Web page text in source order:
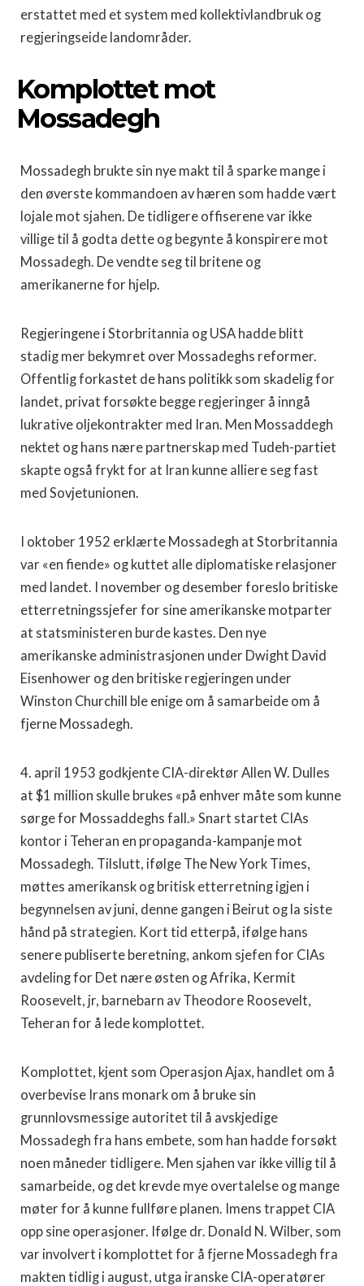
erstattet med et system med kollektivlandbruk og
regjeringseide landområder.
Komplottet mot
Mossadegh
Mossadegh brukte sin nye makt til å sparke mange i
den øverste kommandoen av hæren som hadde vært
lojale mot sjahen. De tidligere offiserene var ikke
villige til å godta dette og begynte å konspirere mot
Mossadegh. De vendte seg til britene og
amerikanerne for hjelp.
Regjeringene i Storbritannia og USA hadde blitt
stadig mer bekymret over Mossadeghs reformer.
Offentlig forkastet de hans politikk som skadelig for
landet, privat forsøkte begge regjeringer å inngå
lukrative oljekontrakter med Iran. Men Mossaddegh
nektet og hans nære partnerskap med Tudeh-partiet
skapte også frykt for at Iran kunne alliere seg fast
med Sovjetunionen.
I oktober 1952 erklærte Mossadegh at Storbritannia
var «en fiende» og kuttet alle diplomatiske relasjoner
med landet. I november og desember foreslo britiske
etterretningssjefer for sine amerikanske motparter
at statsministeren burde kastes. Den nye
amerikanske administrasjonen under Dwight David
Eisenhower og den britiske regjeringen under
Winston Churchill ble enige om å samarbeide om å
fjerne Mossadegh.
4. april 1953 godkjente CIA-direktør Allen W. Dulles
at $1 million skulle brukes «på enhver måte som kunne
sørge for Mossaddeghs fall.» Snart startet CIAs
kontor i Teheran en propaganda-kampanje mot
Mossadegh. Tilslutt, ifølge The New York Times,
møttes amerikansk og britisk etterretning igjen i
begynnelsen av juni, denne gangen i Beirut og la siste
hånd på strategien. Kort tid etterpå, ifølge hans
senere publiserte beretning, ankom sjefen for CIAs
avdeling for Det nære østen og Afrika, Kermit
Roosevelt, jr, barnebarn av Theodore Roosevelt,
Teheran for å lede komplottet.
Komplottet, kjent som Operasjon Ajax, handlet om å
overbevise Irans monark om å bruke sin
grunnlovsmessige autoritet til å avskjedige
Mossadegh fra hans embete, som han hadde forsøkt
noen måneder tidligere. Men sjahen var ikke villig til å
samarbeide, og det krevde mye overtalelse og mange
møter for å kunne fullføre planen. Imens trappet CIA
opp sine operasjoner. Ifølge dr. Donald N. Wilber, som
var involvert i komplottet for å fjerne Mossadegh fra
makten tidlig i august, utga iranske CIA-operatører